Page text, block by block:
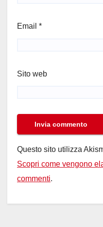
Email *
Sito web
Questo sito utilizza
Scopri come vengono
commenti.